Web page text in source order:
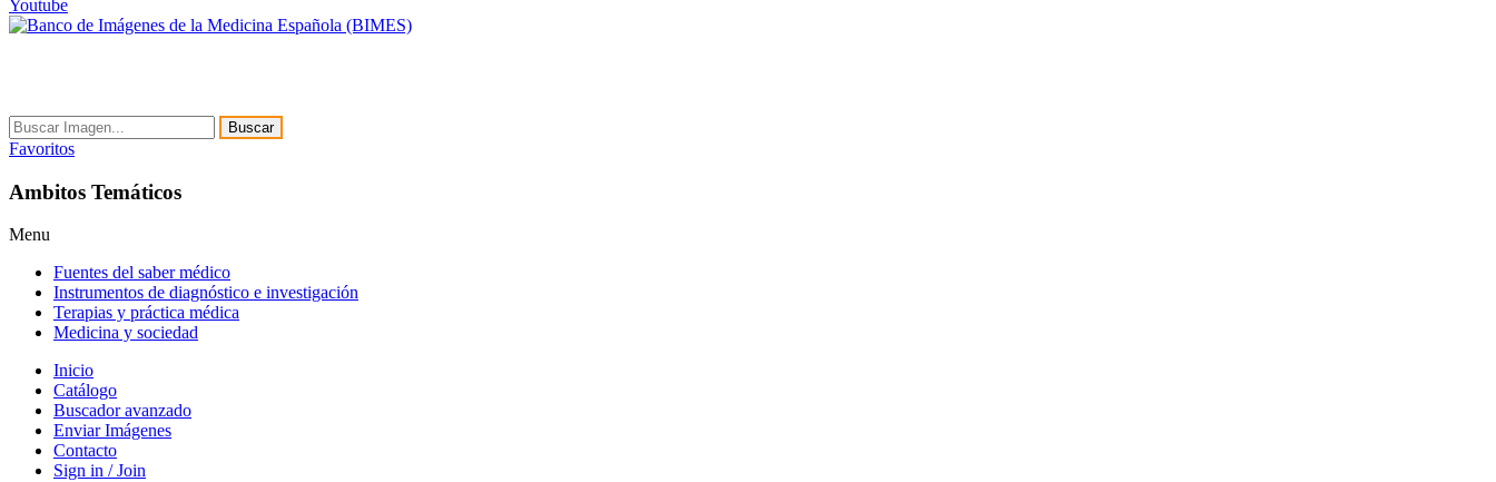
Youtube
Buscar
Favoritos
Ambitos Temáticos
Menu
Fuentes del saber médico
Instrumentos de diagnóstico e investigación
Terapias y práctica médica
Medicina y sociedad
Inicio
Catálogo
Buscador avanzado
Enviar Imágenes
Contacto
Sign in / Join